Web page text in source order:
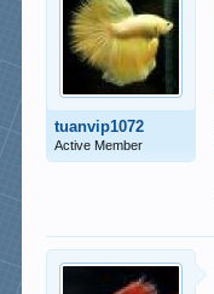
tuanvip1072
Active Member